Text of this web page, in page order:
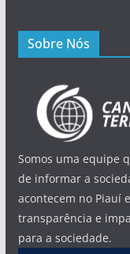
Sobre Nós
Somos uma equipe
de informar a
acontecem no Piauí
transparência e
para a sociedade.